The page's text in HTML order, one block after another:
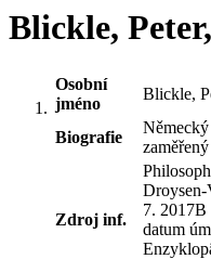
Blickle,
Osobní
jméno
Blickle,
Biografie
Zdroj inf.
Droysen-
7. 2017B
datum